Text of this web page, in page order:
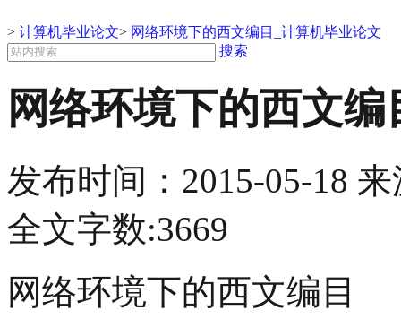
> 计算机毕业论文> 网络环境下的西文编目_计算机毕业论文
搜索
网络环境下的西文
发布时间： 2015-05-18 来
全文字数:3669
网络环境下的西文编目